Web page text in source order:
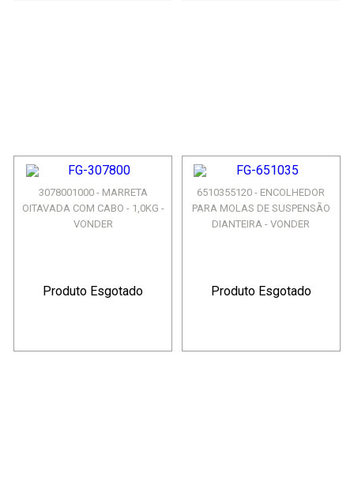
3078001000 - MARRETA
OITAVADA COM CABO - 1,0KG -
VONDER
Produto Esgotado
6510355120 - ENCOLHEDOR
PARA MOLAS DE SUSPENSÃO
DIANTEIRA - VONDER
Produto Esgotado